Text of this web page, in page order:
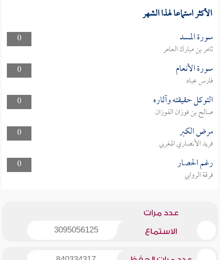
الأكثر استماعا لهذا الشهر
0 سورة المسد
ثامر بن مبارك العامر
0
سورة الأنعام
فارس عباد
0
التوكل حقيقته وآثاره
صالح بن فوزان الفوزان
0
مرض الكبر
فريد الأنصاري المغربي
0
رغم الحصار
فرقة الروابي
عدد مرات
الاستماع 3095056125